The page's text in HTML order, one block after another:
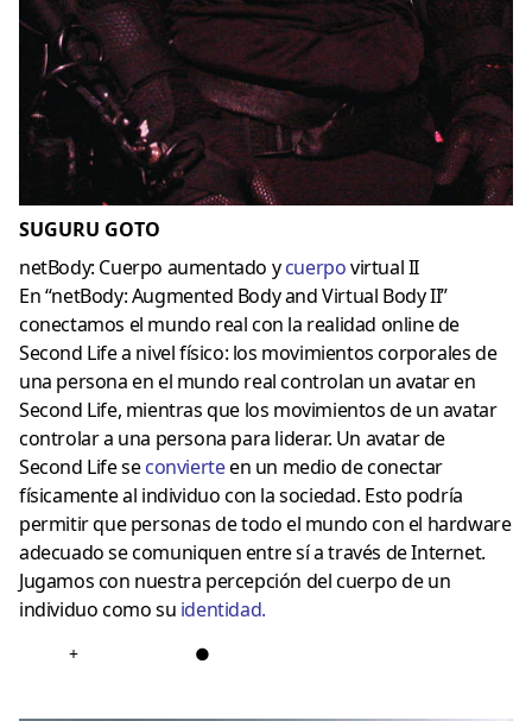
SUGURU GOTO
netBody: Cuerpo aumentado ycuerpovirtual II
En “netBody: Augmented Body and Virtual Body II”
conectamos el mundo real con la realidad online de
Second Life a nivel físico: los movimientos corporales de
una persona en el mundo real controlan un avatar en
Second Life, mientras que los movimientos de un avatar
controlar a una persona para liderar. Un avatar de
Second Life seconvierteen un medio de conectar
físicamente al individuo con la sociedad. Esto podría
permitir que personas de todo el mundo con el hardware
adecuado se comuniquen entre sí a través de Internet.
Jugamos con nuestra percepción del cuerpo de un
individuo como su identidad.
+ ●